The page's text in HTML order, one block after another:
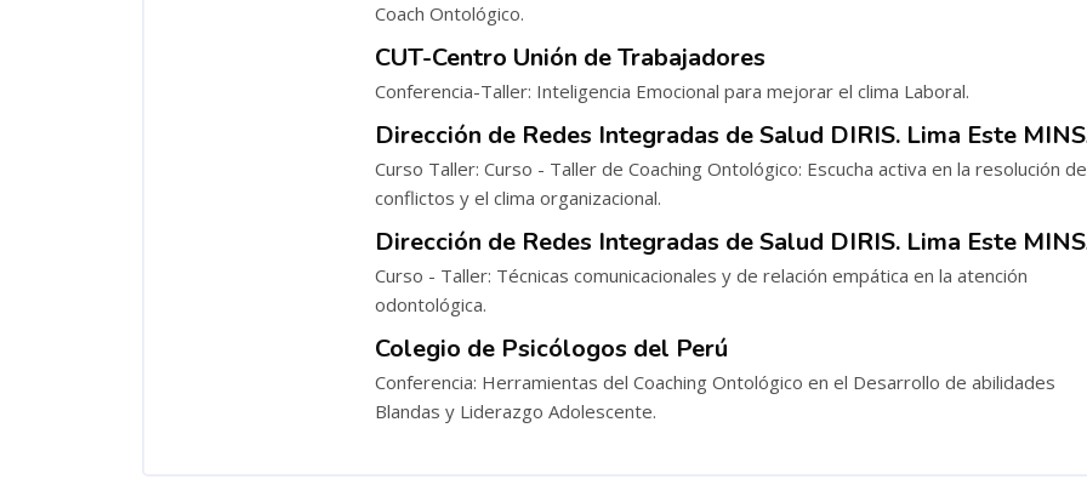
Coach Ontológico.
CUT-Centro Unión de Trabajadores
Conferencia-Taller: Inteligencia Emocional para mejorar el clima Laboral.
Dirección de Redes Integradas de Salud DIRIS. Lima Este
Curso Taller: Curso - Taller de Coaching Ontológico: Escucha activa en la resolución de
conflictos y el clima organizacional.
Dirección de Redes Integradas de Salud DIRIS. Lima Este
Curso - Taller: Técnicas comunicacionales y de relación empática en la atención
odontológica.
Colegio de Psicólogos del Perú
Conferencia: Herramientas del Coaching Ontológico en el Desarrollo de abilidades
Blandas y Liderazgo Adolescente.